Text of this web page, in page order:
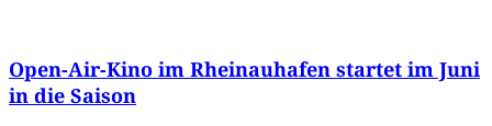
Open-Air-Kino im Rheinauhafen startet im Juni
in die Saison